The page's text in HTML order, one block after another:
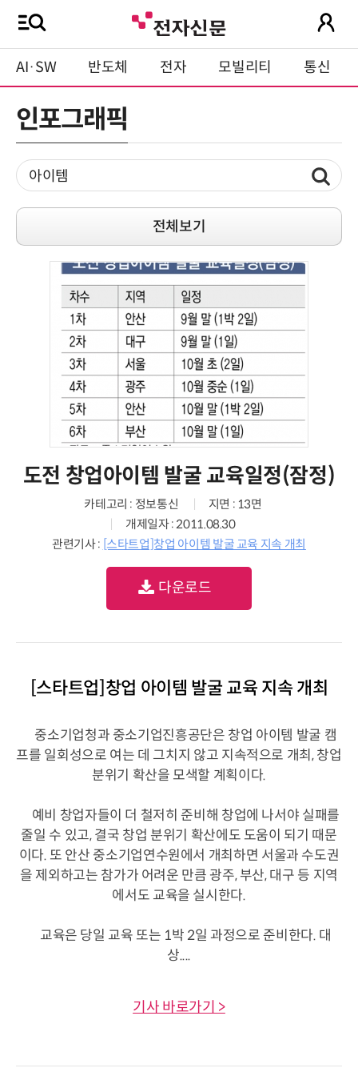
AI·SW 반도체 전자 모빌리티 통신
인포그래픽
전체보기
도전 창업아이템 발굴 교육일정(잠정)
카테고리 : 정보통신
지면 : 13면
개제일자 : 2011.08.30
관련기사 : [스타트업]창업 아이템 발굴 교육 지속 개최
다운로드
[스타트업]창업 아이템 발굴 교육 지속 개최
중소기업청과 중소기업진흥공단은 창업 아이템 발굴 캠
프를 일회성으로 여는 데 그치지 않고 지속적으로 개최, 창업
분위기 확산을 모색할 계획이다.
예비 창업자들이 더 철저히 준비해 창업에 나서야 실패를
줄일 수 있고, 결국 창업 분위기 확산에도 도움이 되기 때문
이다. 또 안산 중소기업연수원에서 개최하면 서울과 수도권
을 제외하고는 참가가 어려운 만큼 광주, 부산, 대구 등 지역
에서도 교육을 실시한다.
교육은 당일 교육 또는 1박 2일 과정으로 준비한다. 대
상....
기사 바로가기 >